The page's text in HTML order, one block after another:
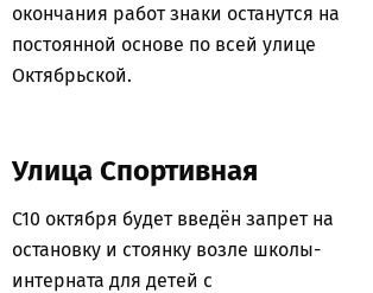
окончания работ знаки останутся на
постоянной основе по всей улице
Октябрьской.
Улица Спортивная
С10 октября будет введён запрет на
остановку и стоянку возле школы-
интерната для детей с